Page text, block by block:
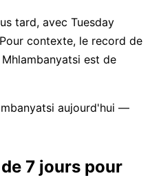
tard, avec Tuesday
contexte, le record de
est de
aujourd'hui —
7 jours pour